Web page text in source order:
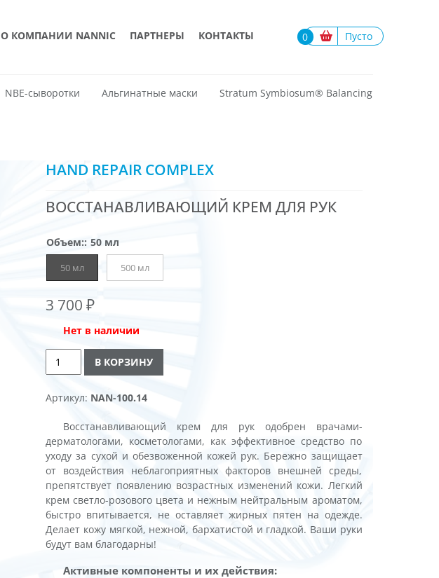
О КОМПАНИИ NANNIC ПАРТНЕРЫ КОНТАКТЫ 0 Пусто
NBE-сыворотки Альгинатные маски Stratum Symbiosum®️ Balancing
HAND REPAIR COMPLEX
ВОССТАНАВЛИВАЮЩИЙ КРЕМ ДЛЯ РУК
Объем:: 50 мл
50 мл 500 мл
3 700₽
Нет в наличии
Количество
товара
Repair
В КОРЗИНУ
Артикул: NAN-100.14
Восстанавливающий крем для рук одобрен врачами-
дерматологами, косметологами, как эффективное средство по
уходу за сухой и обезвоженной кожей рук. Бережно защищает
от воздействия неблагоприятных факторов внешней среды,
препятствует появлению возрастных изменений кожи. Легкий
крем светло-розового цвета и нежным нейтральным ароматом,
быстро впитывается, не оставляет жирных пятен на одежде.
Делает кожу мягкой, нежной, бархатистой и гладкой. Ваши руки
будут вам благодарны!
Активные компоненты и их действия: